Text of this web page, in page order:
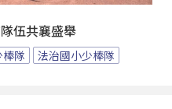
伍共襄盛舉
隊 法治國小少棒隊